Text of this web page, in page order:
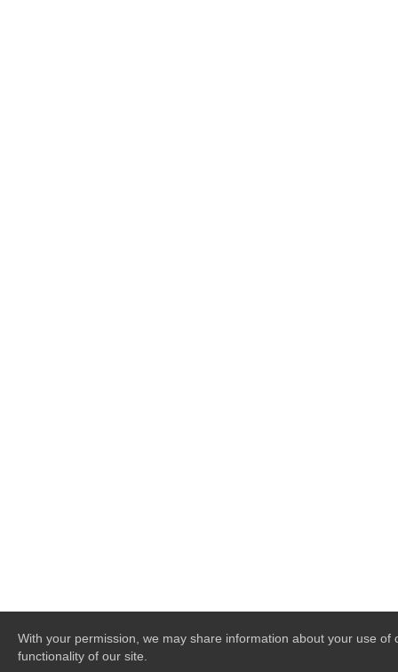
With your permission, we may share information about your use of
functionality of our site.